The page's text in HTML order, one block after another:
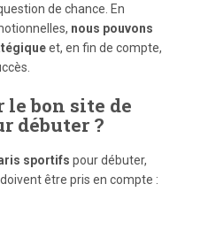
de chance. En
nous pouvons
et, en fin de compte,
bon site de
débuter ?
sportifs pour débuter,
être pris en compte :